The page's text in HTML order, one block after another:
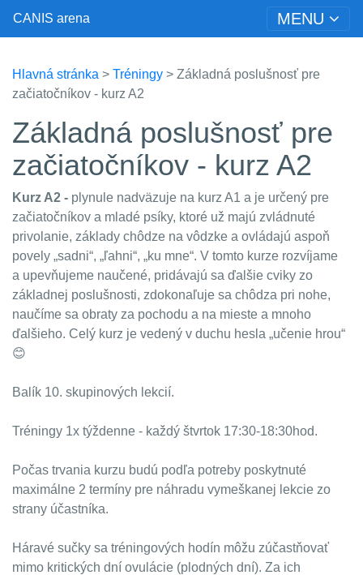
CANIS arena MENU
Hlavná stránka > Tréningy > Základná poslušnosť pre
začiatočníkov - kurz A2
Základná poslušnosť pre
začiatočníkov - kurz A2
Kurz A2 - plynule nadväzuje na kurz A1 a je určený pre
začiatočníkov a mladé psíky, ktoré už majú zvládnuté
privolanie, základy chôdze na vôdzke a ovládajú aspoň
povely „sadni“, „ľahni“, „ku mne“. V tomto kurze rozvíjame
a upevňujeme naučené, pridávajú sa ďalšie cviky zo
základnej poslušnosti, zdokonaľuje sa chôdza pri nohe,
naučíme sa obraty za pochodu a na mieste a mnoho
ďalšieho. Celý kurz je vedený v duchu hesla „učenie hrou“
😊
Balík 10. skupinových lekcií.
Tréningy 1x týždenne - každý štvrtok 17:30-18:30hod.
Počas trvania kurzu budú podľa potreby poskytnuté
maximálne 2 termíny pre náhradu vymeškanej lekcie zo
strany účastníka.
Háravé sučky sa tréningových hodín môžu zúčastňovať
mimo kritických dní ovulácie (plodných dní). Za ich